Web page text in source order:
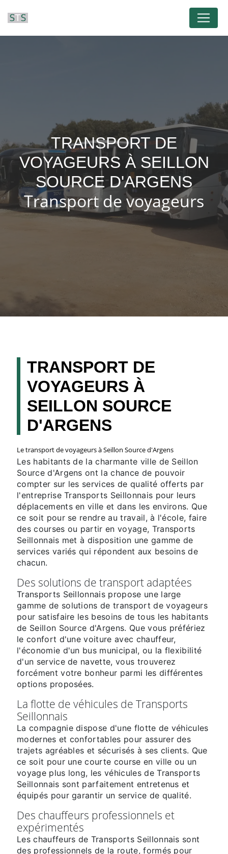
TRANSPORT DE
VOYAGEURS À SEILLON
SOURCE D'ARGENS
Transport de voyageurs
TRANSPORT DE
VOYAGEURS À
SEILLON SOURCE
D'ARGENS
Le transport de voyageurs à Seillon Source d'Argens
Les habitants de la charmante ville de Seillon
Source d'Argens ont la chance de pouvoir
compter sur les services de qualité offerts par
l'entreprise Transports Seillonnais pour leurs
déplacements en ville et dans les environs. Que
ce soit pour se rendre au travail, à l'école, faire
des courses ou partir en voyage, Transports
Seillonnais met à disposition une gamme de
services variés qui répondent aux besoins de
chacun.
Des solutions de transport adaptées
Transports Seillonnais propose une large
gamme de solutions de transport de voyageurs
pour satisfaire les besoins de tous les habitants
de Seillon Source d'Argens. Que vous préfériez
le confort d'une voiture avec chauffeur,
l'économie d'un bus municipal, ou la flexibilité
d'un service de navette, vous trouverez
forcément votre bonheur parmi les différentes
options proposées.
La flotte de véhicules de Transports
Seillonnais
La compagnie dispose d'une flotte de véhicules
modernes et confortables pour assurer des
trajets agréables et sécurisés à ses clients. Que
ce soit pour une courte course en ville ou un
voyage plus long, les véhicules de Transports
Seillonnais sont parfaitement entretenus et
équipés pour garantir un service de qualité.
Des chauffeurs professionnels et
expérimentés
Les chauffeurs de Transports Seillonnais sont
des professionnels de la route, formés pour